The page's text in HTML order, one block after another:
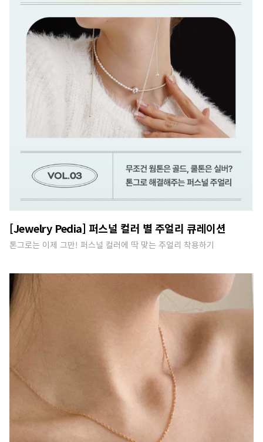
[Jewelry Pedia] 퍼스널 컬러 별 주얼리 큐레이션
톤그로는 이제 그만! 퍼스널 컬러에 딱 맞는 주얼리 착용하기